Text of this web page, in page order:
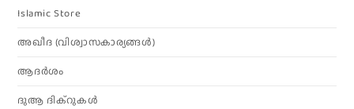
Islamic Store
അഖീദ (വിശ്വാസകാര്യങ്ങള്‍)
ആദര്‍ശം
ദുആ ദിക്റുകൾ